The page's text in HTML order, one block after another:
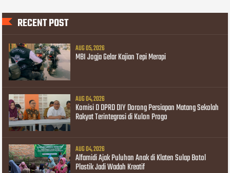
RECENT POST
AUG 05, 2026
MBI Jogja Gelar Kajian Tepi Merapi
AUG 04, 2026
Komisi D DPRD DIY Dorong Persiapan Matang Sekolah
Rakyat Terintegrasi di Kulon Progo
AUG 04, 2026
Alfamidi Ajak Puluhan Anak di Klaten Sulap Botol
Plastik Jadi Wadah Kreatif